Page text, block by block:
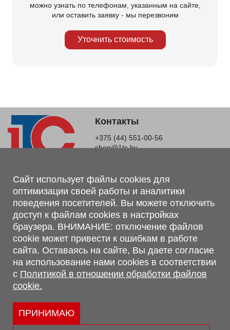
можно узнать по телефонам, указанным на сайте,
или оставить заявку - мы перезвоним
Уточнить стоимость
Контакты
+375 (44) 551-00-56
shop@1tc.by
Магазин, склад
г. Минск, Минский р-н, п. Привольный, ул. Мира, 20А,
223062
г. Брест, ул. Лейтенанта Рябцева, 108 В, 224701
Обращаем Ваше внимание, что вся предоставленная на сайте
информация, касающаяся комплектаций, технических
характеристик, цветовых сочетаний, а также стоимости и
сервисного обслуживания носит информационный характер и
не является публичной офертой, определяемой п.2 ст.407
Гражданского кодекса Республики Беларусь.
Политика обработки персональных данных
Политикой в отношении обработки файлов cookie.
Сайт использует файлы cookies для
оптимизации своей работы и аналитики
поведения посетителей. Вы можете отключить
доступ к файлам cookies в настройках
браузера. ВНИМАНИЕ: отключение файлов
cookie может привести к ошибкам в работе
сайта. Оставаясь на сайте, Вы даете согласие
на использование нами cookies в соответствии
с Политикой в отношении обработки файлов
cookie.
ПРИНИМАЮ